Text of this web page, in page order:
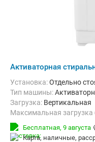
Активаторная
Установка:Отдельно
Тип машины:
загрузка: Вертикальная
Максимальная
Количество программ:
Ширина:71 см
Бесплатная, 9 августа
карта, наличные,